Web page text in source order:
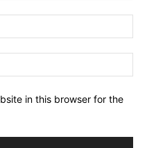
in this browser for the